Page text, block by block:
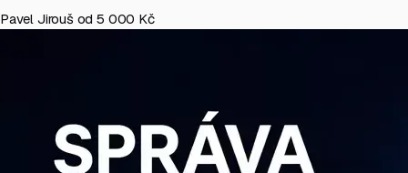
Pavel Jirouš od 5 000 Kč